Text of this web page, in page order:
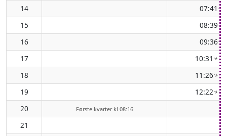
14 07:41 ↑
15 08:39↑
16 09:36↑
17 10:31 ↑(
18 11:26↑(
19 12:22↑(
20 Første kvarter kl 08:16
21